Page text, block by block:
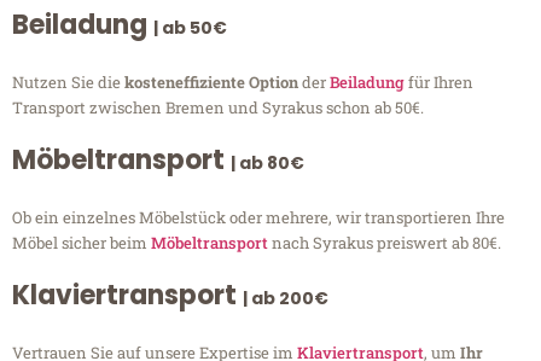
Beiladung | ab 50€
Nutzen Sie diekosteneffiziente OptionderBeiladungfür Ihren
Transport zwischen Bremen und Syrakus schon ab 50€.
Möbeltransport | ab 80€
Ob ein einzelnes Möbelstück oder mehrere, wir transportieren Ihre
Möbel sicher beim Möbeltransportnach Syrakus preiswert ab 80€.
Klaviertransport | ab 200€
Vertrauen Sie auf unsere Expertise im Klaviertransport, um Ihr